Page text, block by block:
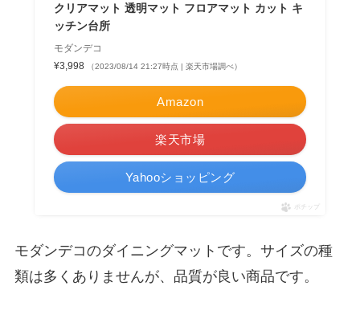
クリアマット 透明マット フロアマット カット キ
ッチン台所
モダンデコ
¥3,998
（2023/08/14 21:27時点 | 楽天市場調べ）
Amazon
楽天市場
Yahooショッピング
ポチップ
モダンデコのダイニングマットです。サイズの種
類は多くありませんが、品質が良い商品です。